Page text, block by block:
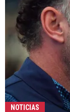
NOTICIAS